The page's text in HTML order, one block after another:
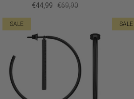
€44,99 €69,90
SALE SALE